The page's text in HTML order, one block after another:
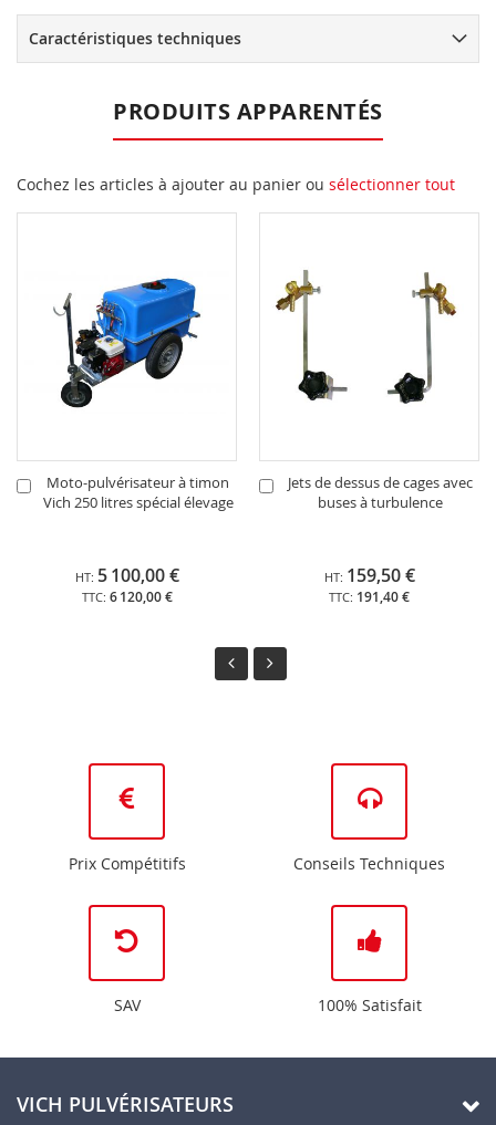
Caractéristiques techniques
PRODUITS APPARENTÉS
Cochez les articles à ajouter au panier ou sélectionner tout
Moto-pulvérisateur à timon
Vich 250 litres spécial élevage
6 120,00 €
5 100,00 €
Ajouter
au
Jets de dessus de cages avec
buses à turbulence
191,40 €
159,50 €
Ajouter
Prix Compétitifs Conseils Techniques
SAV 100% Satisfait
VICH PULVÉRISATEURS